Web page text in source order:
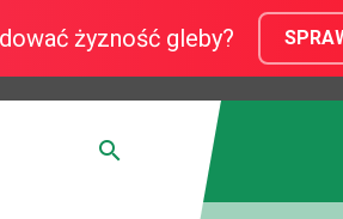
żyzność gleby?